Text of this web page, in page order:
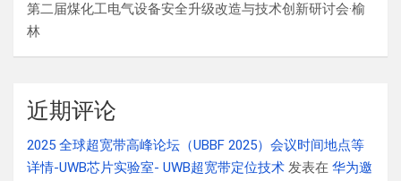
第二届煤化工电气设备安全升级改造与技术创新研讨会·榆
林
近期评论
2025 全球超宽带高峰论坛（UBBF 2025）会议时间地点等
详情-UWB芯片实验室- UWB超宽带定位技术 发表在 华为邀